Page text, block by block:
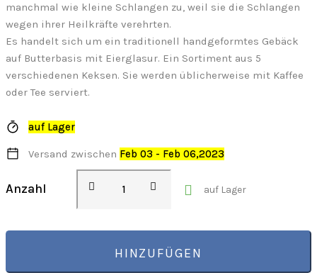
manchmal wie kleine Schlangen zu, weil sie die Schlangen
wegen ihrer Heilkräfte verehrten.
Es handelt sich um ein traditionell handgeformtes Gebäck
auf Butterbasis mit Eierglasur. Ein Sortiment aus 5
verschiedenen Keksen. Sie werden üblicherweise mit Kaffee
oder Tee serviert.
auf Lager
Versand zwischen Feb 03 - Feb 06,2023
Anzahl
Kekse
Klassisches
Sortiment
auf Lager
HINZUFÜGEN